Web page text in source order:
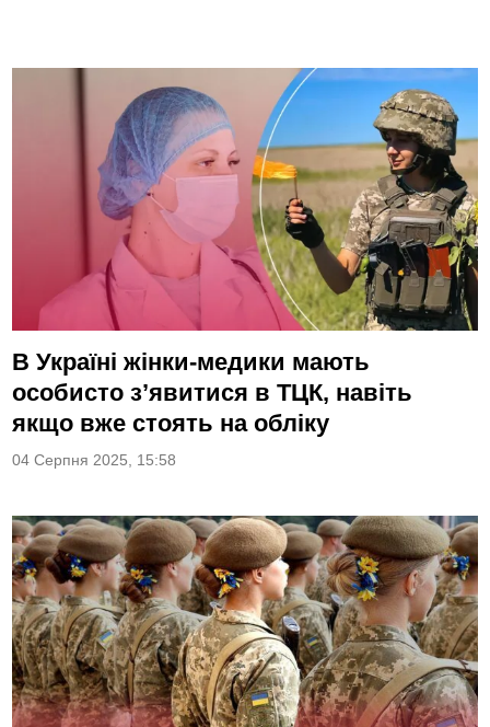
В Україні жінки-медики мають
особисто з’явитися в ТЦК, навіть
якщо вже стоять на обліку
04 Серпня 2025, 15:58